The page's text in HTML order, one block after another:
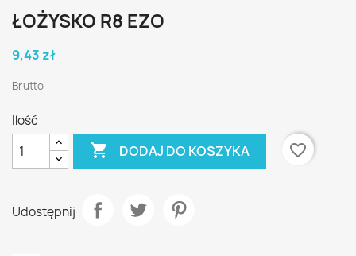
ŁOŻYSKO R8 EZO
9,43 zł
Brutto
Ilość
 DODAJ DO KOSZYKA favorite_border
Udostępnij